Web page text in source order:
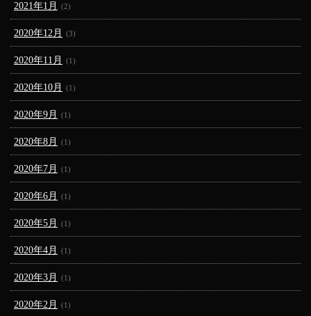
2021年1月 (2)
2020年12月 (3)
2020年11月 (1)
2020年10月 (1)
2020年9月 (1)
2020年8月 (1)
2020年7月 (1)
2020年6月 (1)
2020年5月 (1)
2020年4月 (1)
2020年3月 (1)
2020年2月 (1)